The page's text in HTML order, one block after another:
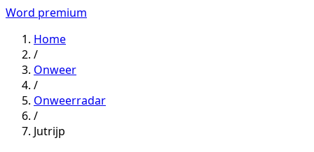
Word premium
Home
/
Onweer
/
Onweerradar
/
Jutrijp